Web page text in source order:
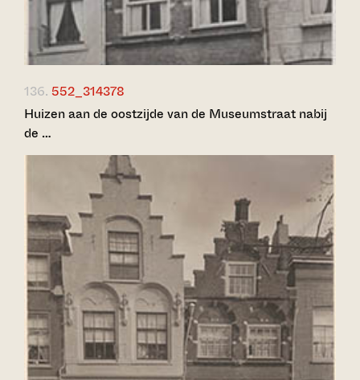
136. 552_314378
Huizen aan de oostzijde van de Museumstraat nabij
de …